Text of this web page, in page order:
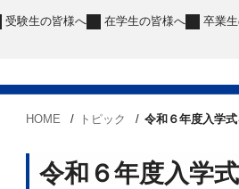
受験生の皆様へ 在学生の皆様へ 卒業生
HOME トピック 令和６年度入学
令和６年度入学